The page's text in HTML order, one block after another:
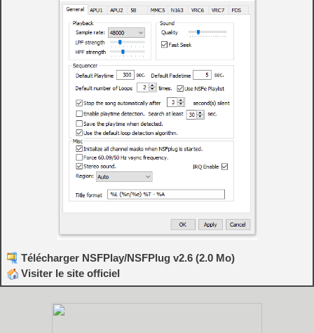
Télécharger NSFPlay/NSFPlug v2.6 (2.0 Mo)
Visiter le site officiel